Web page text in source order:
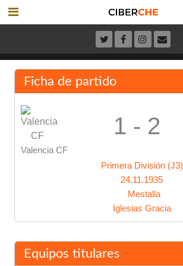
Ficha de partido
Valencia CF
1 - 2
Primera División (J3)
24.11.1935
Mestalla
Iglesias Gracia
Equipos titulares